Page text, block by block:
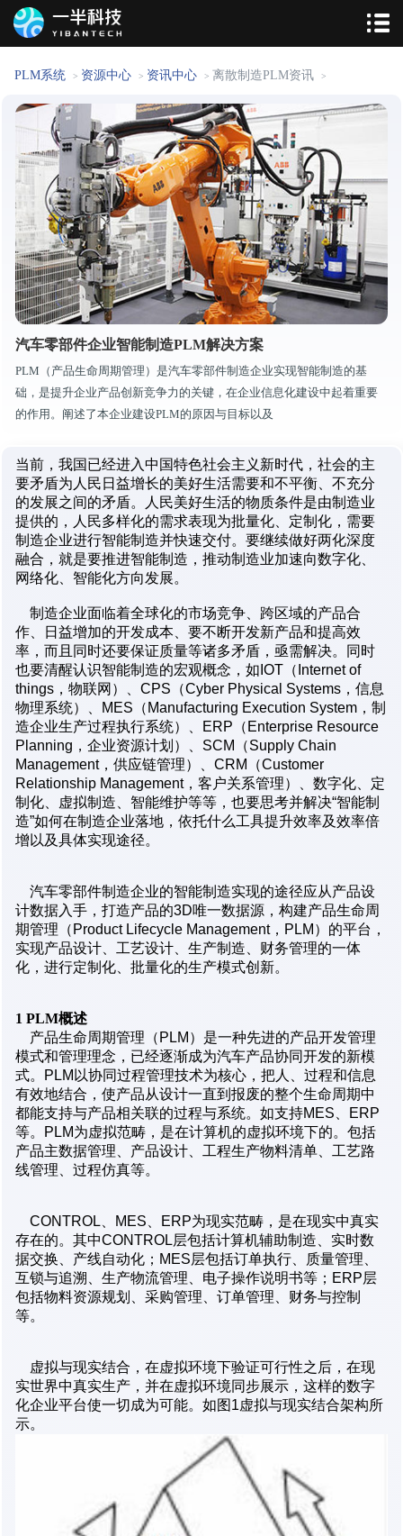
PLM系统 > 资源中心 > 资讯中心 > 离散制造PLM资讯 >
汽车零部件企业智能制造PLM解决方案
PLM（产品生命周期管理）是汽车零部件制造企业实现智能制造的基
础，是提升企业产品创新竞争力的关键，在企业信息化建设中起着重要
的作用。阐述了本企业建设PLM的原因与目标以及
当前，我国已经进入中国特色社会主义新时代，社会的主
要矛盾为人民日益增长的美好生活需要和不平衡、不充分
的发展之间的矛盾。人民美好生活的物质条件是由制造业
提供的，人民多样化的需求表现为批量化、定制化，需要
制造企业进行智能制造并快速交付。要继续做好两化深度
融合，就是要推进智能制造，推动制造业加速向数字化、
网络化、智能化方向发展。
制造企业面临着全球化的市场竞争、跨区域的产品合
作、日益增加的开发成本、要不断开发新产品和提高效
率，而且同时还要保证质量等诸多矛盾，亟需解决。同时
也要清醒认识智能制造的宏观概念，如IOT（Internet of
things，物联网）、CPS（Cyber Physical Systems，信息
物理系统）、MES（Manufacturing Execution System，制
造企业生产过程执行系统）、ERP（Enterprise Resource
Planning，企业资源计划）、SCM（Supply Chain
Management，供应链管理）、CRM（Customer
Relationship Management，客户关系管理）、数字化、定
制化、虚拟制造、智能维护等等，也要思考并解决“智能制
造”如何在制造企业落地，依托什么工具提升效率及效率倍
增以及具体实现途径。
汽车零部件制造企业的智能制造实现的途径应从产品设
计数据入手，打造产品的3D唯一数据源，构建产品生命周
期管理（Product Lifecycle Management，PLM）的平台，
实现产品设计、工艺设计、生产制造、财务管理的一体
化，进行定制化、批量化的生产模式创新。
1 PLM概述
产品生命周期管理（PLM）是一种先进的产品开发管理
模式和管理理念，已经逐渐成为汽车产品协同开发的新模
式。PLM以协同过程管理技术为核心，把人、过程和信息
有效地结合，使产品从设计一直到报废的整个生命周期中
都能支持与产品相关联的过程与系统。如支持MES、ERP
等。PLM为虚拟范畴，是在计算机的虚拟环境下的。包括
产品主数据管理、产品设计、工程生产物料清单、工艺路
线管理、过程仿真等。
CONTROL、MES、ERP为现实范畴，是在现实中真实
存在的。其中CONTROL层包括计算机辅助制造、实时数
据交换、产线自动化；MES层包括订单执行、质量管理、
互锁与追溯、生产物流管理、电子操作说明书等；ERP层
包括物料资源规划、采购管理、订单管理、财务与控制
等。
虚拟与现实结合，在虚拟环境下验证可行性之后，在现
实世界中真实生产，并在虚拟环境同步展示，这样的数字
化企业平台使一切成为可能。如图1虚拟与现实结合架构所
示。